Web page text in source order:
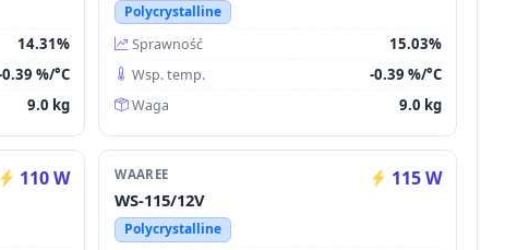
14.31%
%/°C
9.0 kg
Polycrystalline
Sprawność
15.03%
Wsp. temp. -0.39 %/°C
Waga 9.0 kg
110 W WAAREE 115 W
WS-115/12V
Polycrystalline